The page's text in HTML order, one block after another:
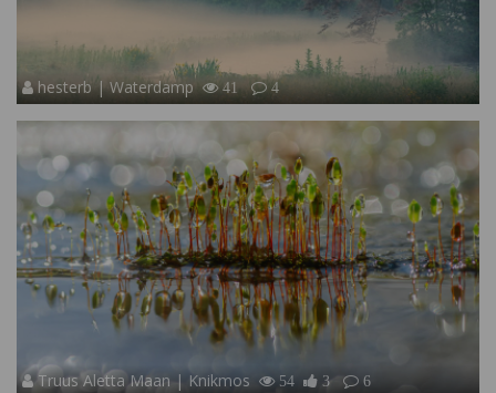
hesterb | Waterdamp 41 4
Truus Aletta Maan | Knikmos 54 3 6